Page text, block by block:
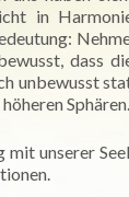
in
dass
unbewusst
Sphären.
unserer